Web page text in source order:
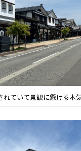
れていて景観に懸ける本